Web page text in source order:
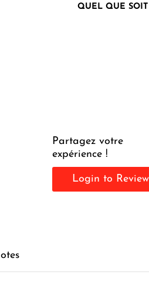
QUEL QUE
Partagez votre
expérience !
Login to Review